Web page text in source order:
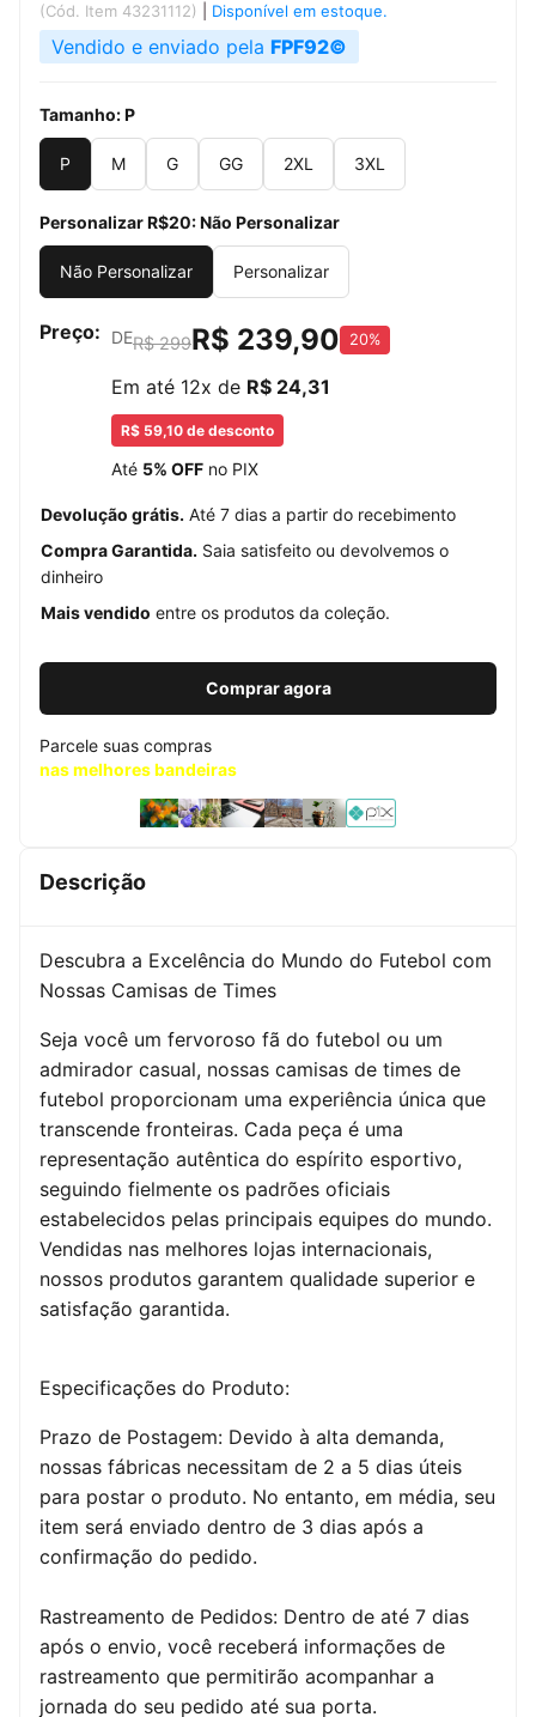
(Cód. Item 43231112) Disponível em estoque.
Vendido e enviado pela FPF92©
Tamanho:P
P M G GG 2XL 3XL
Personalizar R$20:Não Personalizar
Não Personalizar Personalizar
Preço: DER$ 299R$ 239,90 20%
Em até 12x de R$ 24,31
R$ 59,10 de desconto
Até 5% OFF no PIX
Devolução grátis. Até 7 dias a partir do recebimento
Compra Garantida. Saia satisfeito ou devolvemos o
dinheiro
Mais vendido entre os produtos da coleção.
Comprar agora
Parcele suas compras
nas melhores bandeiras
Descrição
Descubra a Excelência do Mundo do Futebol com
Nossas Camisas de Times
Seja você um fervoroso fã do futebol ou um
admirador casual, nossas camisas de times de
futebol proporcionam uma experiência única que
transcende fronteiras. Cada peça é uma
representação autêntica do espírito esportivo,
seguindo fielmente os padrões oficiais
estabelecidos pelas principais equipes do mundo.
Vendidas nas melhores lojas internacionais,
nossos produtos garantem qualidade superior e
satisfação garantida.
Especificações do Produto:
Prazo de Postagem: Devido à alta demanda,
nossas fábricas necessitam de 2 a 5 dias úteis
para postar o produto. No entanto, em média, seu
item será enviado dentro de 3 dias após a
confirmação do pedido.
Rastreamento de Pedidos: Dentro de até 7 dias
após o envio, você receberá informações de
rastreamento que permitirão acompanhar a
jornada do seu pedido até sua porta.